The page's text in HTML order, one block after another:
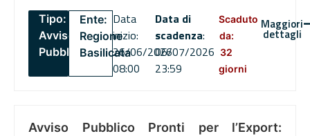
Tipo:
Avviso
Pubblico
Ente:
Regione
Basilicata
Data
inizio:
26/06/2026
08:00
Data di
scadenza:
06/07/2026
23:59
Scaduto
da:
32
giorni
Maggiori
dettagli
Avviso Pubblico Pronti per l’Export: